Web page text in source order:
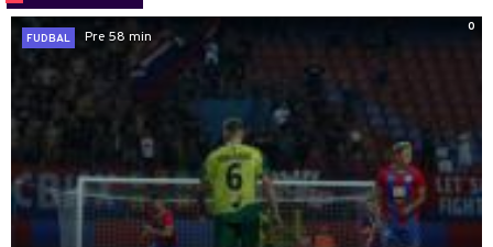
0
FUDBAL
Pre 58 min